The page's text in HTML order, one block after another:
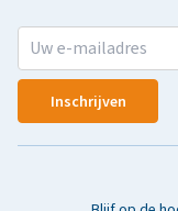
Inschrijven